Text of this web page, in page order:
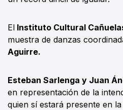
El Instituto Cultural
muestra de danzas
Aguirre.
Esteban Sarlenga y Juan
en representación de la
quien sí estará presente en